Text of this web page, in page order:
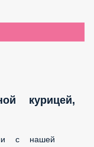
курицей,
с нашей